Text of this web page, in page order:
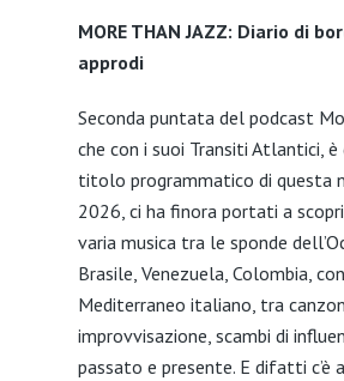
LINK
MORE THAN JAZZ: Diario di
approdi
Seconda puntata del podcast
che con i suoi Transiti Atlantici,
titolo programmatico di questa
2026, ci ha finora portati a
varia musica tra le sponde
Brasile, Venezuela, Colombia,
Mediterraneo italiano, tra
improvvisazione, scambi di
passato e presente. E difatti c’è